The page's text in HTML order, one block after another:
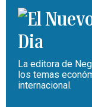
La editora de
los temas
internacional.